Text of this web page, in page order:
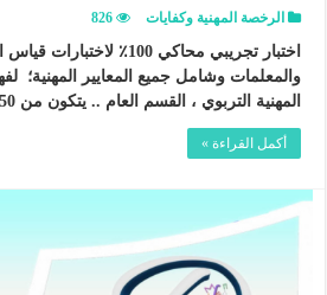
الرخصة المهنية وكفايات 826
اختبار تجريبي محاكي 100٪
والمعلمات وشامل جميع المعايير المهنية؛
المهنية التربوي ، القسم العام .. يتكون من 50 سؤال (تربوي – لغوي …
أكمل القراءة »